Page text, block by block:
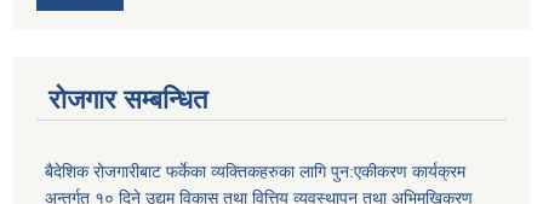
रोजगार सम्बन्धित
बैदेशिक रोजगारीबाट फर्केका व्यक्तिकहरुका लागि पुन:एकीकरण कार्यक्रम
अन्तर्गत १० दिने उद्यम विकास तथा वित्तिय व्यवस्थापन तथा अभिमुखिकरण